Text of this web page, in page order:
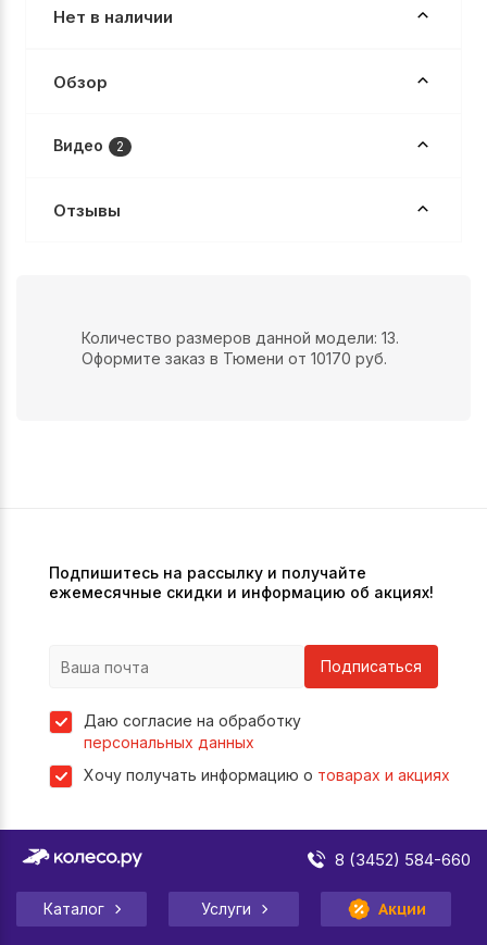
Нет в наличии
Обзор
Видео 2
Отзывы
Количество размеров данной модели: 13.
Оформите заказ в Тюмени от 10170 руб.
Подпишитесь на рассылку и получайте
ежемесячные скидки и информацию об акциях!
Подписаться
Даю согласие на обработку
персональных данных
Хочу получать информацию о товарах и акциях
8 (3452) 584-660
Каталог Услуги Акции